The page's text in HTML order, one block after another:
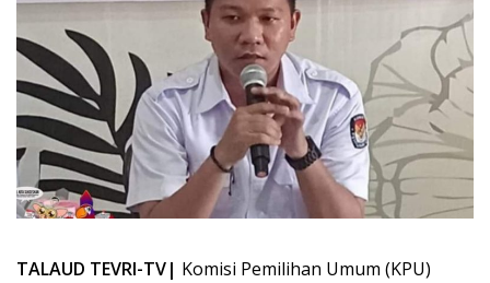
TALAUD TEVRI-TV| Komisi Pemilihan Umum (KPU)